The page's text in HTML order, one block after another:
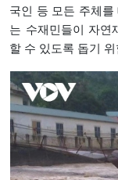
국인 등 모든 주체
는 수재민들이 자연
할 수 있도록 돕기 위